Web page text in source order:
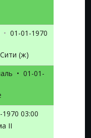
• 01-01-1970
(ж)
• 01-01-
1970 03:00
II